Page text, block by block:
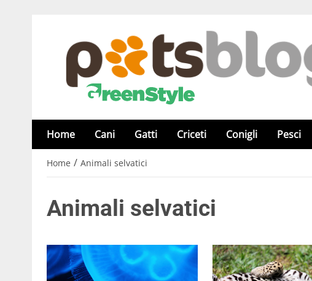
Home Cani Gatti Criceti Conigli Pesci
Home / Animali selvatici
Animali selvatici